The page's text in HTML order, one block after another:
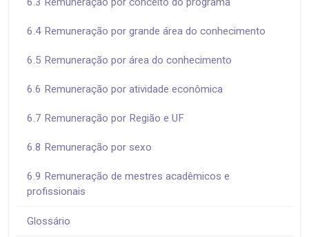
6.4 Remuneração por grande área do conhecimento
6.5 Remuneração por área do conhecimento
6.6 Remuneração por atividade econômica
6.7 Remuneração por Região e UF
6.8 Remuneração por sexo
6.9 Remuneração de mestres acadêmicos e
profissionais
Glossário